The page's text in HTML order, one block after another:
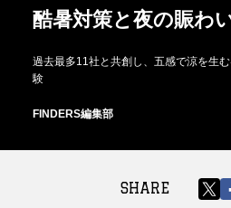
酷暑対策と夜の賑わ
過去最多11社と共創し、五感で涼を生
験
FINDERS編集部
SHARE